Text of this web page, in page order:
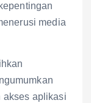
media
akses aplikasi